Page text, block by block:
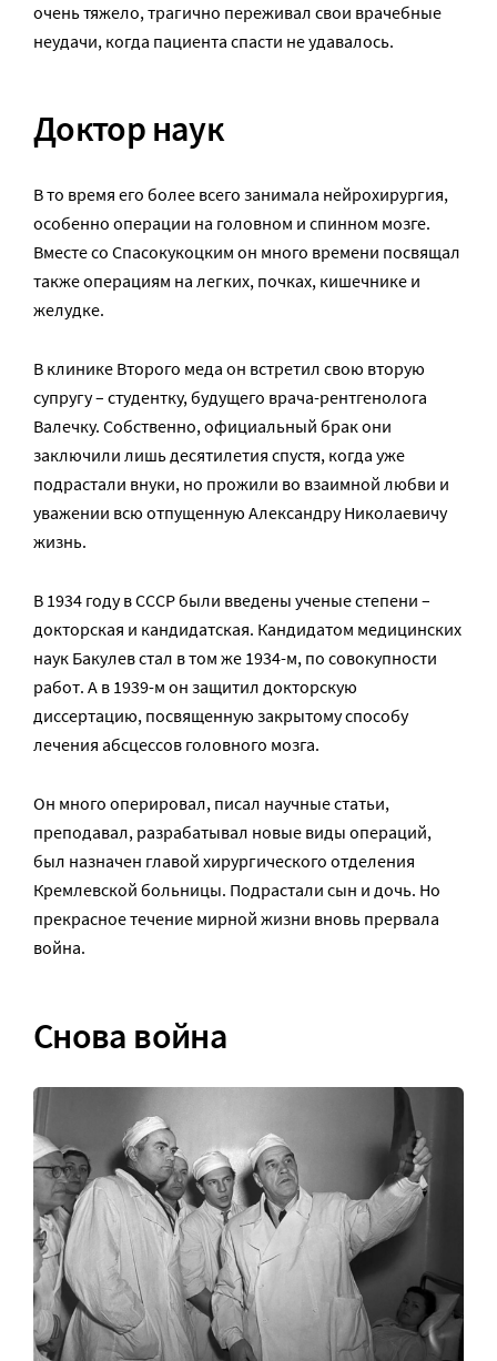
очень тяжело, трагично переживал свои врачебные
неудачи, когда пациента спасти не удавалось.
Доктор наук
В то время его более всего занимала нейрохирургия,
особенно операции на головном и спинном мозге.
Вместе со Спасокукоцким он много времени посвящал
также операциям на легких, почках, кишечнике и
желудке.
В клинике Второго меда он встретил свою вторую
супругу – студентку, будущего врача-рентгенолога
Валечку. Собственно, официальный брак они
заключили лишь десятилетия спустя, когда уже
подрастали внуки, но прожили во взаимной любви и
уважении всю отпущенную Александру Николаевичу
жизнь.
В 1934 году в СССР были введены ученые степени –
докторская и кандидатская. Кандидатом медицинских
наук Бакулев стал в том же 1934-м, по совокупности
работ. А в 1939-м он защитил докторскую
диссертацию, посвященную закрытому способу
лечения абсцессов головного мозга.
Он много оперировал, писал научные статьи,
преподавал, разрабатывал новые виды операций,
был назначен главой хирургического отделения
Кремлевской больницы. Подрастали сын и дочь. Но
прекрасное течение мирной жизни вновь прервала
война.
Снова война